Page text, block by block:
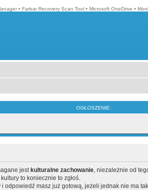
• Farbar Recovery Scan Tool • Microsoft OneDrive •
OGŁOSZENIE:
jest kulturalne zachowanie, niezależnie od
to koniecznie to zgłoś.
odpowiedź masz już gotową, jeżeli jednak nie ma